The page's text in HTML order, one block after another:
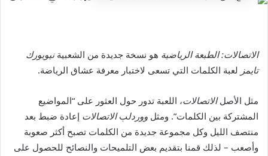
الاتصالات: الطبعة الرياضية هو نسخة جديدة من الشعبيةنيويورك
تايمز لعبة الكلمات التي تسعى لاختبار معرفة عشاق الرياضة.
مثل الأصلالاتصالات، اللعبة تدور حول العثور على “المواضيع
المشتركة بين الكلمات”. ومثل ووردلبالاتصالات إعادة ضبط بعد
منتصف الليل وكل مجموعة جديدة من الكلمات تصبح أكثر صعوبة
وأصعب – لذلك قمنا بتقديم بعض التلميحات والنصائح للحصول على